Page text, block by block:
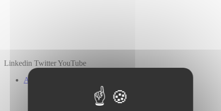
Linkedin TwitterYouTube
A propos
Nos investisseurs
Nos engagements